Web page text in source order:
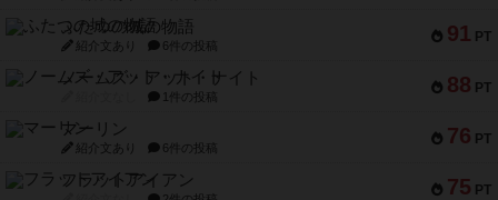
91 PT
ふたつの城の物語
紹介文あり 6件の投稿
88 PT
ノームズ・アット・ナイト
1件の投稿
76 PT
マーリン
紹介文あり 6件の投稿
75 PT
フラットアイアン